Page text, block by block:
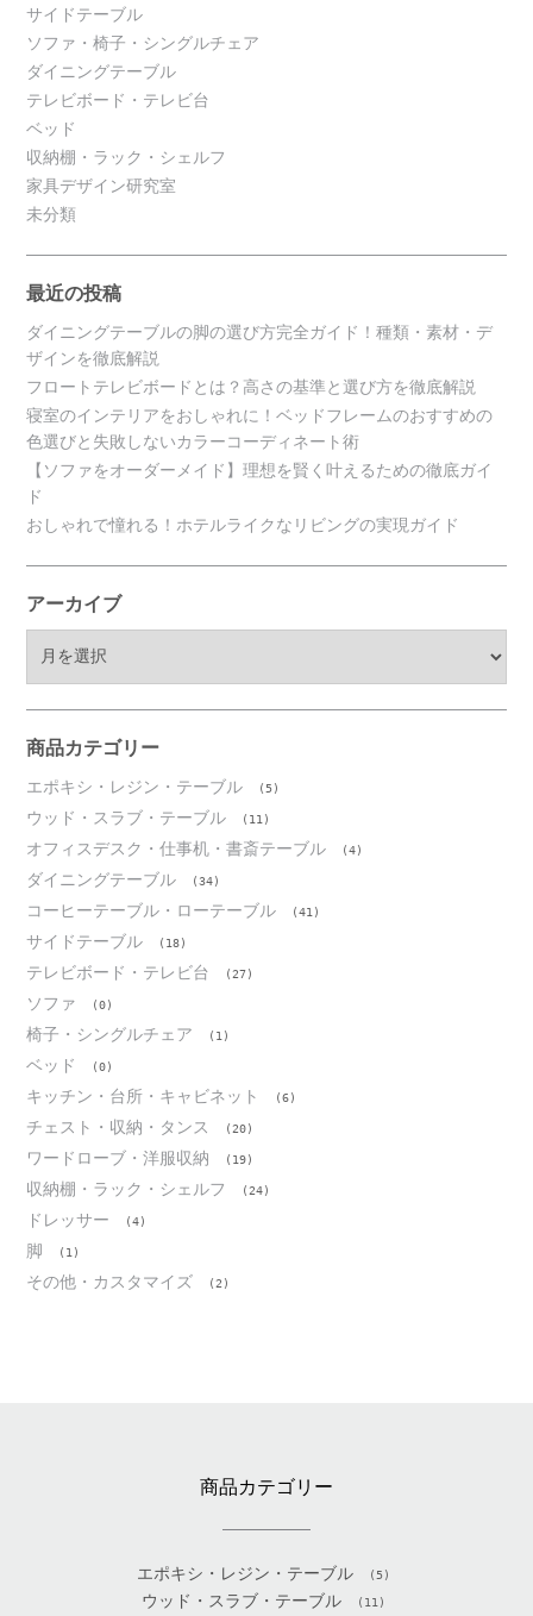
サイドテーブル
ソファ・椅子・シングルチェア
ダイニングテーブル
テレビボード・テレビ台
ベッド
収納棚・ラック・シェルフ
家具デザイン研究室
未分類
最近の投稿
ダイニングテーブルの脚の選び方完全ガイド！種類・素材・デ
ザインを徹底解説
フロートテレビボードとは？高さの基準と選び方を徹底解説
寝室のインテリアをおしゃれに！ベッドフレームのおすすめの
色選びと失敗しないカラーコーディネート術
【ソファをオーダーメイド】理想を賢く叶えるための徹底ガイ
ド
おしゃれで憧れる！ホテルライクなリビングの実現ガイド
アーカイブ
ブ
商品カテゴリー
エポキシ・レジン・テーブル (5)
ウッド・スラブ・テーブル (11)
オフィスデスク・仕事机・書斎テーブル (4)
ダイニングテーブル (34)
コーヒーテーブル・ローテーブル (41)
サイドテーブル (18)
テレビボード・テレビ台 (27)
ソファ (0)
椅子・シングルチェア (1)
ベッド (0)
キッチン・台所・キャビネット (6)
チェスト・収納・タンス (20)
ワードローブ・洋服収納 (19)
収納棚・ラック・シェルフ (24)
ドレッサー (4)
脚 (1)
その他・カスタマイズ (2)
商品カテゴリー
エポキシ・レジン・テーブル (5)
ウッド・スラブ・テーブル (11)